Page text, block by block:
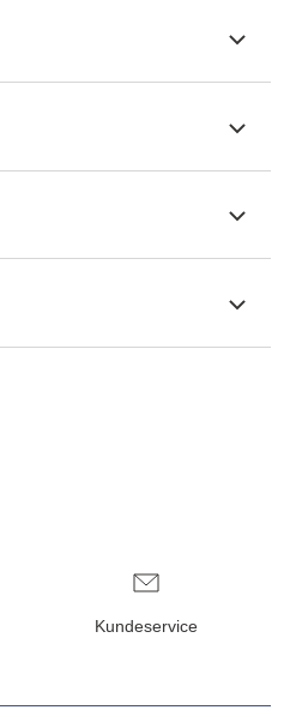
Kundeservice